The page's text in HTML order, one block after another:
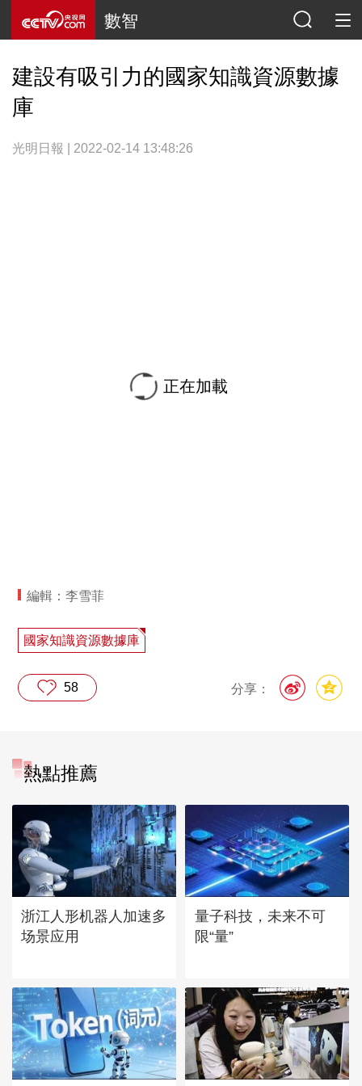
數智
建設有吸引力的國家知識資源數據
庫
光明日報 | 2022-02-14 13:48:26
正在加載
編輯：李雪菲
國家知識資源數據庫
分享：
58
熱點推薦
浙江人形机器人加速多
场景应用
量子科技，未来不可
限“量”